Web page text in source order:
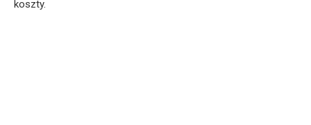
koszty.